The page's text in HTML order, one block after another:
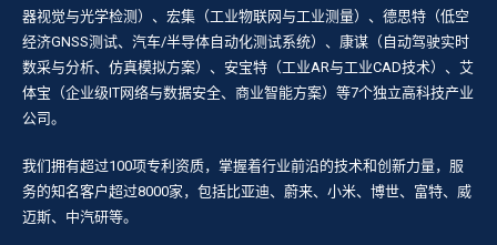
器视觉与光学检测）、宏集（工业物联网与工业测量）、德思特（低空
经济GNSS测试、汽车/半导体自动化测试系统）、康谋（自动驾驶实时
数采与分析、仿真模拟方案）、安宝特（工业AR与工业CAD技术）、艾
体宝（企业级IT网络与数据安全、商业智能方案）等7个独立高科技产业
公司。
我们拥有超过100项专利资质，掌握着行业前沿的技术和创新力量，服
务的知名客户超过8000家，包括比亚迪、蔚来、小米、博世、富特、威
迈斯、中汽研等。